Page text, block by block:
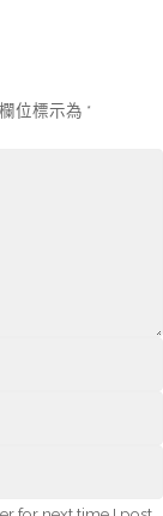
位標示為 *